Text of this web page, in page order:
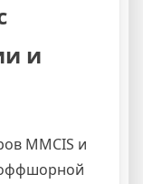
и
MMCIS и